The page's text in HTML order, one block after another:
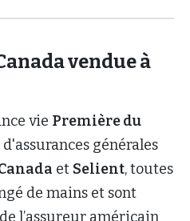
vendue à
vie Première du
générales
et Selient, toutes
de mains et sont
l’assureur américain